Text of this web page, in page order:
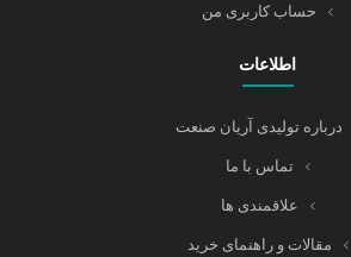
حساب کاربری من
اطلاعات
درباره تولیدی آریان صنعت
تماس با ما
علاقمندی ها
مقالات و راهنمای خرید